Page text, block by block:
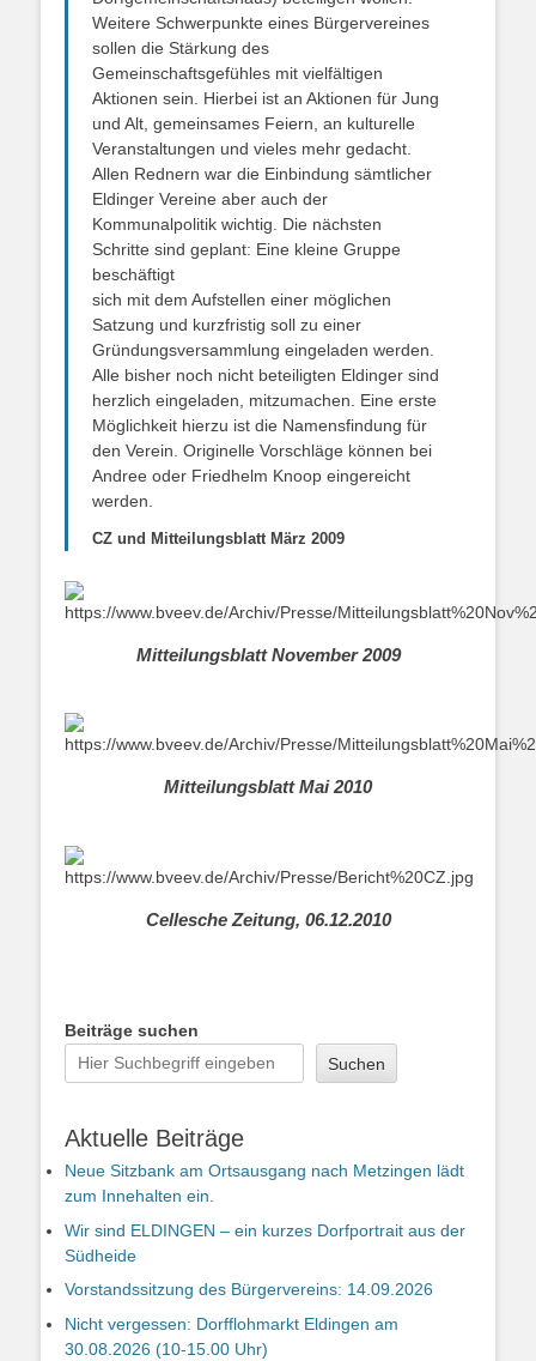
Weitere Schwerpunkte eines Bürgervereines
sollen die Stärkung des
Gemeinschaftsgefühles mit vielfältigen
Aktionen sein. Hierbei ist an Aktionen für Jung
und Alt, gemeinsames Feiern, an kulturelle
Veranstaltungen und vieles mehr gedacht.
Allen Rednern war die Einbindung sämtlicher
Eldinger Vereine aber auch der
Kommunalpolitik wichtig. Die nächsten
Schritte sind geplant: Eine kleine Gruppe
beschäftigt
sich mit dem Aufstellen einer möglichen
Satzung und kurzfristig soll zu einer
Gründungsversammlung eingeladen werden.
Alle bisher noch nicht beteiligten Eldinger sind
herzlich eingeladen, mitzumachen. Eine erste
Möglichkeit hierzu ist die Namensfindung für
den Verein. Originelle Vorschläge können bei
Andree oder Friedhelm Knoop eingereicht
werden.
CZ und Mitteilungsblatt März 2009
Mitteilungsblatt November 2009
Mitteilungsblatt Mai 2010
Cellesche Zeitung, 06.12.2010
Beiträge suchen
Suchen
Aktuelle Beiträge
Neue Sitzbank am Ortsausgang nach Metzingen lädt
zum Innehalten ein.
Wir sind ELDINGEN – ein kurzes Dorfportrait aus der
Südheide
Vorstandssitzung des Bürgervereins: 14.09.2026
Nicht vergessen: Dorfflohmarkt Eldingen am
30.08.2026 (10-15.00 Uhr)